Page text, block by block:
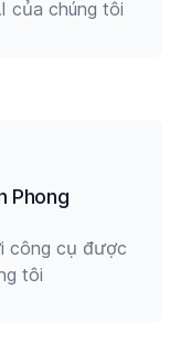
của chúng tôi
Phong
công cụ được
tôi